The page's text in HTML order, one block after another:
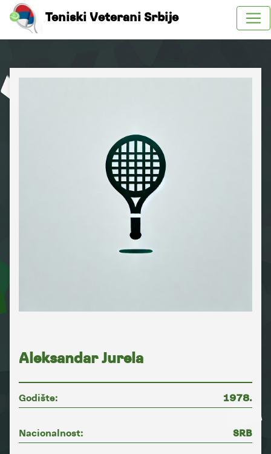
Teniski Veterani Srbije
Aleksandar Jurela
Godište: 1978.
Nacionalnost: SRB